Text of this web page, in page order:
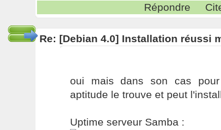
Répondre
Re: [Debian 4.0] Installation réussi
oui mais dans son cas
aptitude le trouve et peut
Uptime serveur Samba :